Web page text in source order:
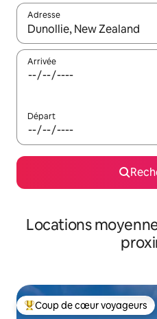
Adresse
Lorsque les résultats
Arrivée
Départ
Locations
Coups de cœur voyageurs les
Coup de cœur voyageurs